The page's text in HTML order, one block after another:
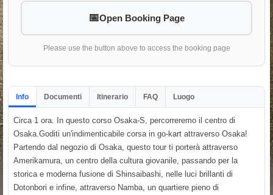
Open Booking Page
Please use the button above to access the booking page
Info Documenti Itinerario FAQ Luogo
Circa 1 ora. In questo corso Osaka-S, percorreremo il centro di
Osaka.Goditi un'indimenticabile corsa in go-kart attraverso Osaka!
Partendo dal negozio di Osaka, questo tour ti porterà attraverso
Amerikamura, un centro della cultura giovanile, passando per la
storica e moderna fusione di Shinsaibashi, nelle luci brillanti di
Dotonbori e infine, attraverso Namba, un quartiere pieno di